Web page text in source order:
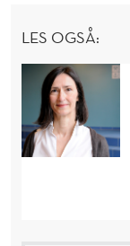
LES OGSÅ: